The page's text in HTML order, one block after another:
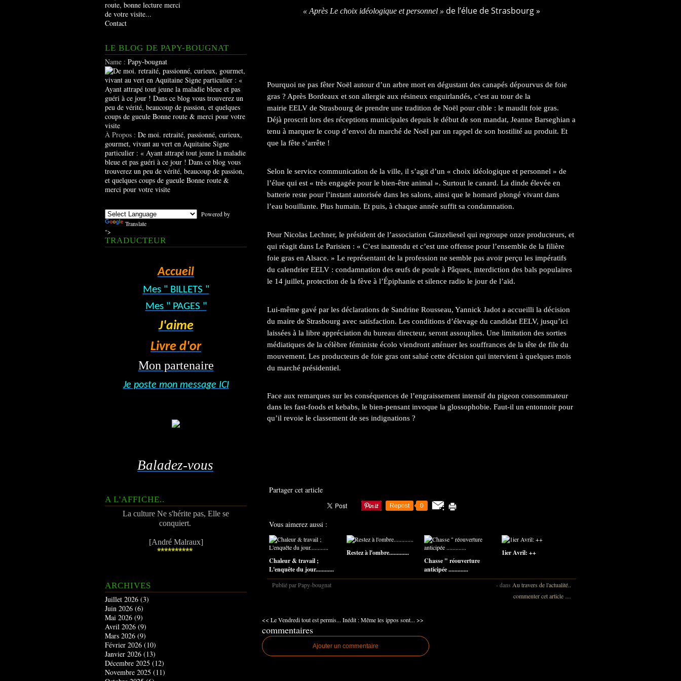
route, bonne lecture merci
de votre visite...
Contact
LE BLOG DE PAPY-BOUGNAT
Name : Papy-bougnat
À Propos : De moi. retraité, passionné, curieux,
gourmet, vivant au vert en Aquitaine Signe
particulier : « Ayant attrapé tout jeune la maladie
bleue et pas guéri à ce jour ! Dans ce blog vous
trouverez un peu de vérité, beaucoup de passion,
et quelques coups de gueule Bonne route &
merci pour votre visite
Powered by
Translate
">
TRADUCTEUR
Accueil
Mes " BILLETS "
Mes " PAGES "
J'aime
Livre d'or
Mon partenaire
Je poste mon message ICI
Baladez-vous
A L'AFFICHE..
La culture Ne s'hérite pas, Elle se
conquiert.
[André Malraux]
**********
ARCHIVES
Juillet 2026 (3)
Juin 2026 (6)
Mai 2026 (9)
Avril 2026 (9)
Mars 2026 (9)
Février 2026 (10)
Janvier 2026 (13)
Décembre 2025 (12)
Novembre 2025 (11)
« Après Le choix idéologique et personnel » de l’élue de Strasbourg »
Pourquoi ne pas fêter Noël autour d’un arbre mort en dégustant des canapés dépourvus de foie
gras ? Après Bordeaux et son allergie aux résineux enguirlandés, c’est au tour de la
mairie EELV de Strasbourg de prendre une tradition de Noël pour cible : le maudit foie gras.
Déjà proscrit lors des réceptions municipales depuis le début de son mandat, Jeanne Barseghian a
tenu à marquer le coup d’envoi du marché de Noël par un rappel de son hostilité au produit. Et
que la fête s’arrête !
Selon le service communication de la ville, il s’agit d’un « choix idéologique et personnel » de
l’élue qui est « très engagée pour le bien-être animal ». Surtout le canard. La dinde élevée en
batterie reste pour l’instant autorisée dans les salons, ainsi que le homard plongé vivant dans
l’eau bouillante. Plus humain. Et puis, à chaque année suffit sa condamnation.
Pour Nicolas Lechner, le président de l’association Gänzeliesel qui regroupe onze producteurs, et
qui réagit dans Le Parisien : « C’est inattendu et c’est une offense pour l’ensemble de la filière
foie gras en Alsace. » Le représentant de la profession ne semble pas avoir perçu les impératifs
du calendrier EELV : condamnation des œufs de poule à Pâques, interdiction des bals populaires
le 14 juillet, protection de la fève à l’Épiphanie et silence radio le jour de l’aïd.
Lui-même gavé par les déclarations de Sandrine Rousseau, Yannick Jadot a accueilli la décision
du maire de Strasbourg avec satisfaction. Les conditions d’élevage du candidat EELV, jusqu’ici
laissées à la libre appréciation du bureau directeur, seront assouplies. Une limitation des sorties
médiatiques de la célèbre féministe écolo viendront atténuer les souffrances de la tête de file du
mouvement. Les producteurs de foie gras ont salué cette décision qui intervient à quelques mois
du marché présidentiel.
Face aux remarques sur les conséquences de l’engraissement intensif du pigeon consommateur
dans les fast-foods et kebabs, le bien-pensant invoque la glossophobie. Faut-il un entonnoir pour
qu’il revoie le classement de ses indignations ?
Partager cet article
Repost 0
Vous aimerez aussi :
Chaleur & travail ;
L'enquête du jour............
Restez à l'ombre.............
Chasse " réouverture
anticipée .............
1ier Avril: ++
Publié par Papy-bougnat -dans Au travers de l'actualité..
commenter cet article
<< Le Vendredi tout est permis... Inédit : Même les ippos sont... >>
commentaires
Ajouter un commentaire